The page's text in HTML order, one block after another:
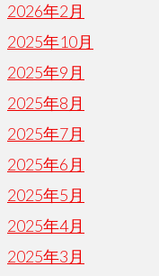
2026年2月
2025年10月
2025年9月
2025年8月
2025年7月
2025年6月
2025年5月
2025年4月
2025年3月